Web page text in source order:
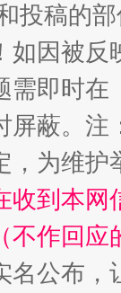
如何以
投稿的
如因被
需即时在
屏蔽。
，为维
收到本网
不作回应
名公布